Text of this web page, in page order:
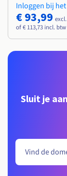
Inloggen bij
€ 93,99
of € 113,73 incl. btw
Sluit je